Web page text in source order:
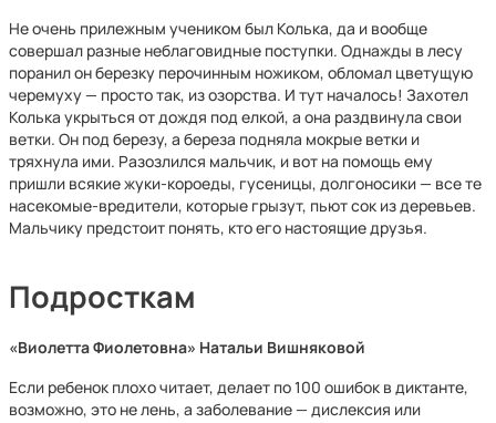
Не очень прилежным учеником был Колька, да и вообще
совершал разные неблаговидные поступки. Однажды в лесу
поранил он березку перочинным ножиком, обломал цветущую
черемуху — просто так, из озорства. И тут началось! Захотел
Колька укрыться от дождя под елкой, а она раздвинула свои
ветки. Он под березу, а береза подняла мокрые ветки и
тряхнула ими. Разозлился мальчик, и вот на помощь ему
пришли всякие жуки-короеды, гусеницы, долгоносики — все те
насекомые-вредители, которые грызут, пьют сок из деревьев.
Мальчику предстоит понять, кто его настоящие друзья.
Подросткам
«Виолетта Фиолетовна» Натальи Вишняковой
Если ребенок плохо читает, делает по 100 ошибок в диктанте,
возможно, это не лень, а заболевание — дислексия или